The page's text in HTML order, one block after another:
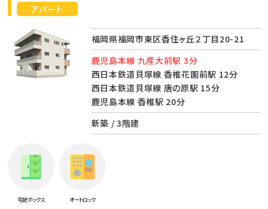
アパート
福岡県福岡市東区香住ヶ丘２丁目20-21
鹿児島本線 九産大前駅 3分
西日本鉄道貝塚線 香椎花園前駅 12分
西日本鉄道貝塚線 唐の原駅 15分
鹿児島本線 香椎駅 20分
新築 / 3階建
宅配ボックス オートロック